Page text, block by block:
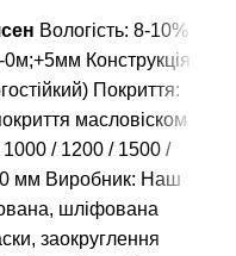
Вологість: 8-10%
Конструкція
Покриття:
масловіском
1000 / 1200 / 1500 /
мм Виробник: Наш
шліфована
заокруглення